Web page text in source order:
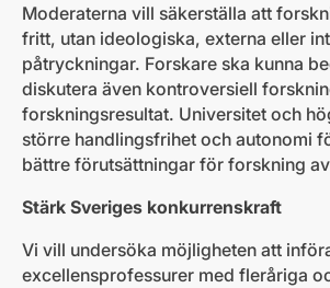
Moderaterna vill säkerställa att
fritt, utan ideologiska, externa eller
påtryckningar. Forskare ska kunna
diskutera även kontroversiell
forskningsresultat. Universitet och
större handlingsfrihet och autonomi
bättre förutsättningar för forskning
Stärk Sveriges konkurrenskraft
Vi vill undersöka möjligheten att
excellensprofessurer med fleråriga